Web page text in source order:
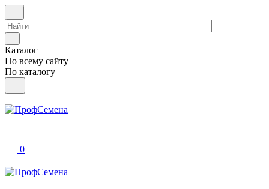
Каталог
По всему сайту
По каталогу
0